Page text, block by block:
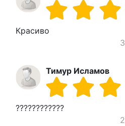
Красиво
Тимур Исламов
????????????